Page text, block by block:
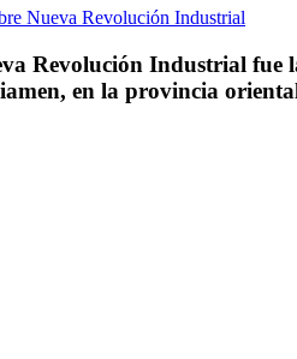
Revolución Industrial
en la provincia